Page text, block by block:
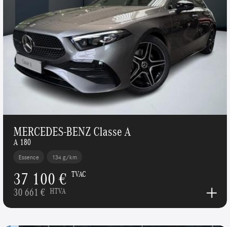
MERCEDES-BENZ Classe A
A 180
Essence 134 g/km
37 100 € TVAC
30 661 € HTVA